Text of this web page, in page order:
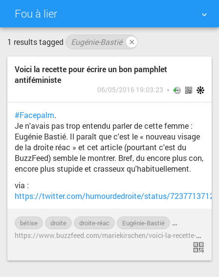
Fou à lier
NUAGE DE TAGS MUR D'IMAGES
QUOTIDIEN RECHERCHER
1 results tagged Eugénie-Bastié ✕
Voici la recette pour écrire un bon pamphlet
antiféministe
06/05/2016 19:03:23
#Facepalm.
Je n'avais pas trop entendu parler de cette femme :
Eugénie Bastié. Il paraît que c'est le « nouveau visage
de la droite réac » et cet article (pourtant c'est du
BuzzFeed) semble le montrer. Bref, du encore plus con,
encore plus stupide et crasseux qu'habituellement.
via :
https://twitter.com/humourdedroite/status/
bétise droite droite-réac Eugénie-Bastié
h
ttps://www.buzzfeed.com/mariekirschen/voici-la-recette-pour-ecrire-un-bon-pamphlet-antifeministe